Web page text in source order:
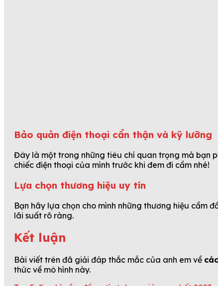
Bảo quản điện thoại cẩn thận và kỹ lưỡng
Đây là một trong những tiêu chí quan trọng mà bạn
chiếc điện thoại của mình trước khi đem đi cầm nhé!
Lựa chọn thương hiệu uy tín
Bạn hãy lựa chọn cho mình những thương hiệu cầm
lãi suất rõ ràng.
Kết luận
Bài viết trên đã giải đáp thắc mắc của anh em về
thức về mô hình này.